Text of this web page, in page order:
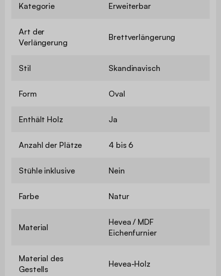
Kategorie Erweiterbar
Art der
Verlängerung
Brettverlängerung
Stil Skandinavisch
Form Oval
Enthält Holz Ja
Anzahl der Plätze 4 bis 6
Stühle inklusive Nein
Farbe Natur
Material
Hevea / MDF
Eichenfurnier
Material des
Gestells
Hevea-Holz